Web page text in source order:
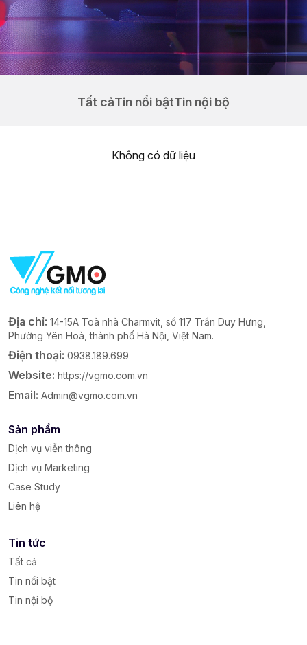
Tất cảTin nổi bậtTin nội bộ
Không có dữ liệu
Địa chỉ: 14-15A Toà nhà Charmvit, số 117 Trần Duy Hưng,
Phường Yên Hoà, thành phố Hà Nội, Việt Nam.
Điện thoại: 0938.189.699
Website: https://vgmo.com.vn
Email: Admin@vgmo.com.vn
Sản phẩm
Dịch vụ viễn thông
Dịch vụ Marketing
Case Study
Liên hệ
Tin tức
Tất cả
Tin nổi bật
Tin nội bộ